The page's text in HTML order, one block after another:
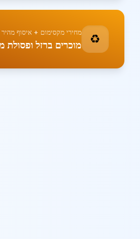
♻️ מחירי מקסימום + איסוף מהיר
מוכרים ברזל